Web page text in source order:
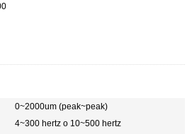
0~2000um (peak~peak)
4~300 hertz o 10~500 hertz